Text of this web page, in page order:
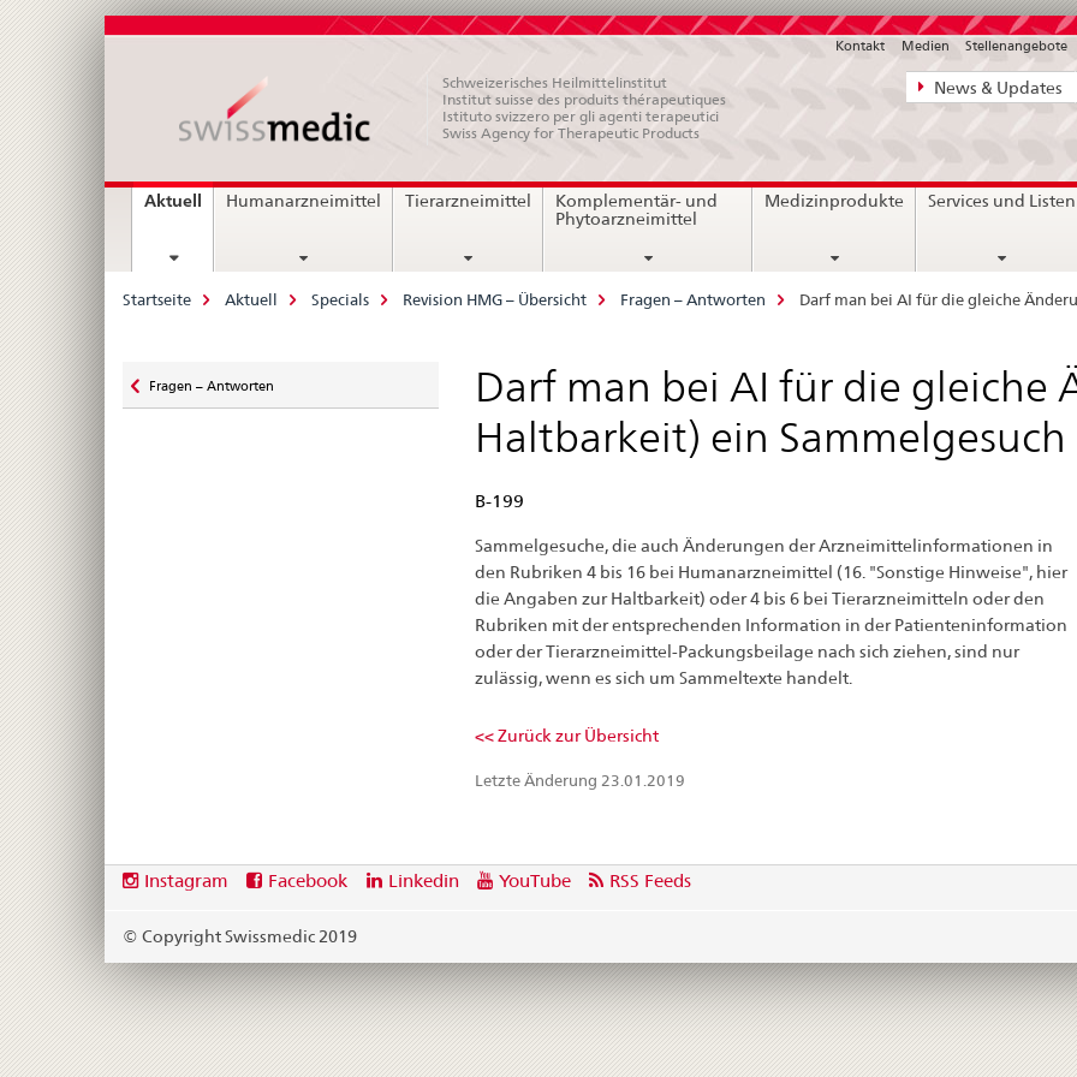
News,
Kontakt
News & Updates
Kontakt Medien Stellenangebote
Schweizerisches Heilmittelinstitut
Institut suisse des produits thérapeutiques
Istituto svizzero per gli agenti terapeutici
Swiss Agency for Therapeutic Products
Hauptnavigation
Aktuell current
Humanarzneimittel Tierarzneimittel
Komplementär- und
Phytoarzneimittel
Medizinprodukte Services und Listen
Breadcrumb
Startseite Aktuell Specials Revision HMG – Übersicht Fragen – Antworten Darf man bei AI für die gleiche
zu
Fragen – Antworten
Darf man bei AI für die gleiche
Haltbarkeit) ein
B-199
Sammelgesuche, die auch Änderungen der Arzneimittelinformationen in
den Rubriken 4 bis 16 bei Humanarzneimittel (16. "Sonstige Hinweise", hier
die Angaben zur Haltbarkeit) oder 4 bis 6 bei Tierarzneimitteln oder den
Rubriken mit der entsprechenden Information in der Patienteninformation
oder der Tierarzneimittel-Packungsbeilage nach sich ziehen, sind nur
zulässig, wenn es sich um Sammeltexte handelt.
<< Zurück zur Übersicht
Letzte Änderung 23.01.2019
Footer
Social
links
Instagram Facebook Linkedin YouTube RSS Feeds
© Copyright Swissmedic 2019